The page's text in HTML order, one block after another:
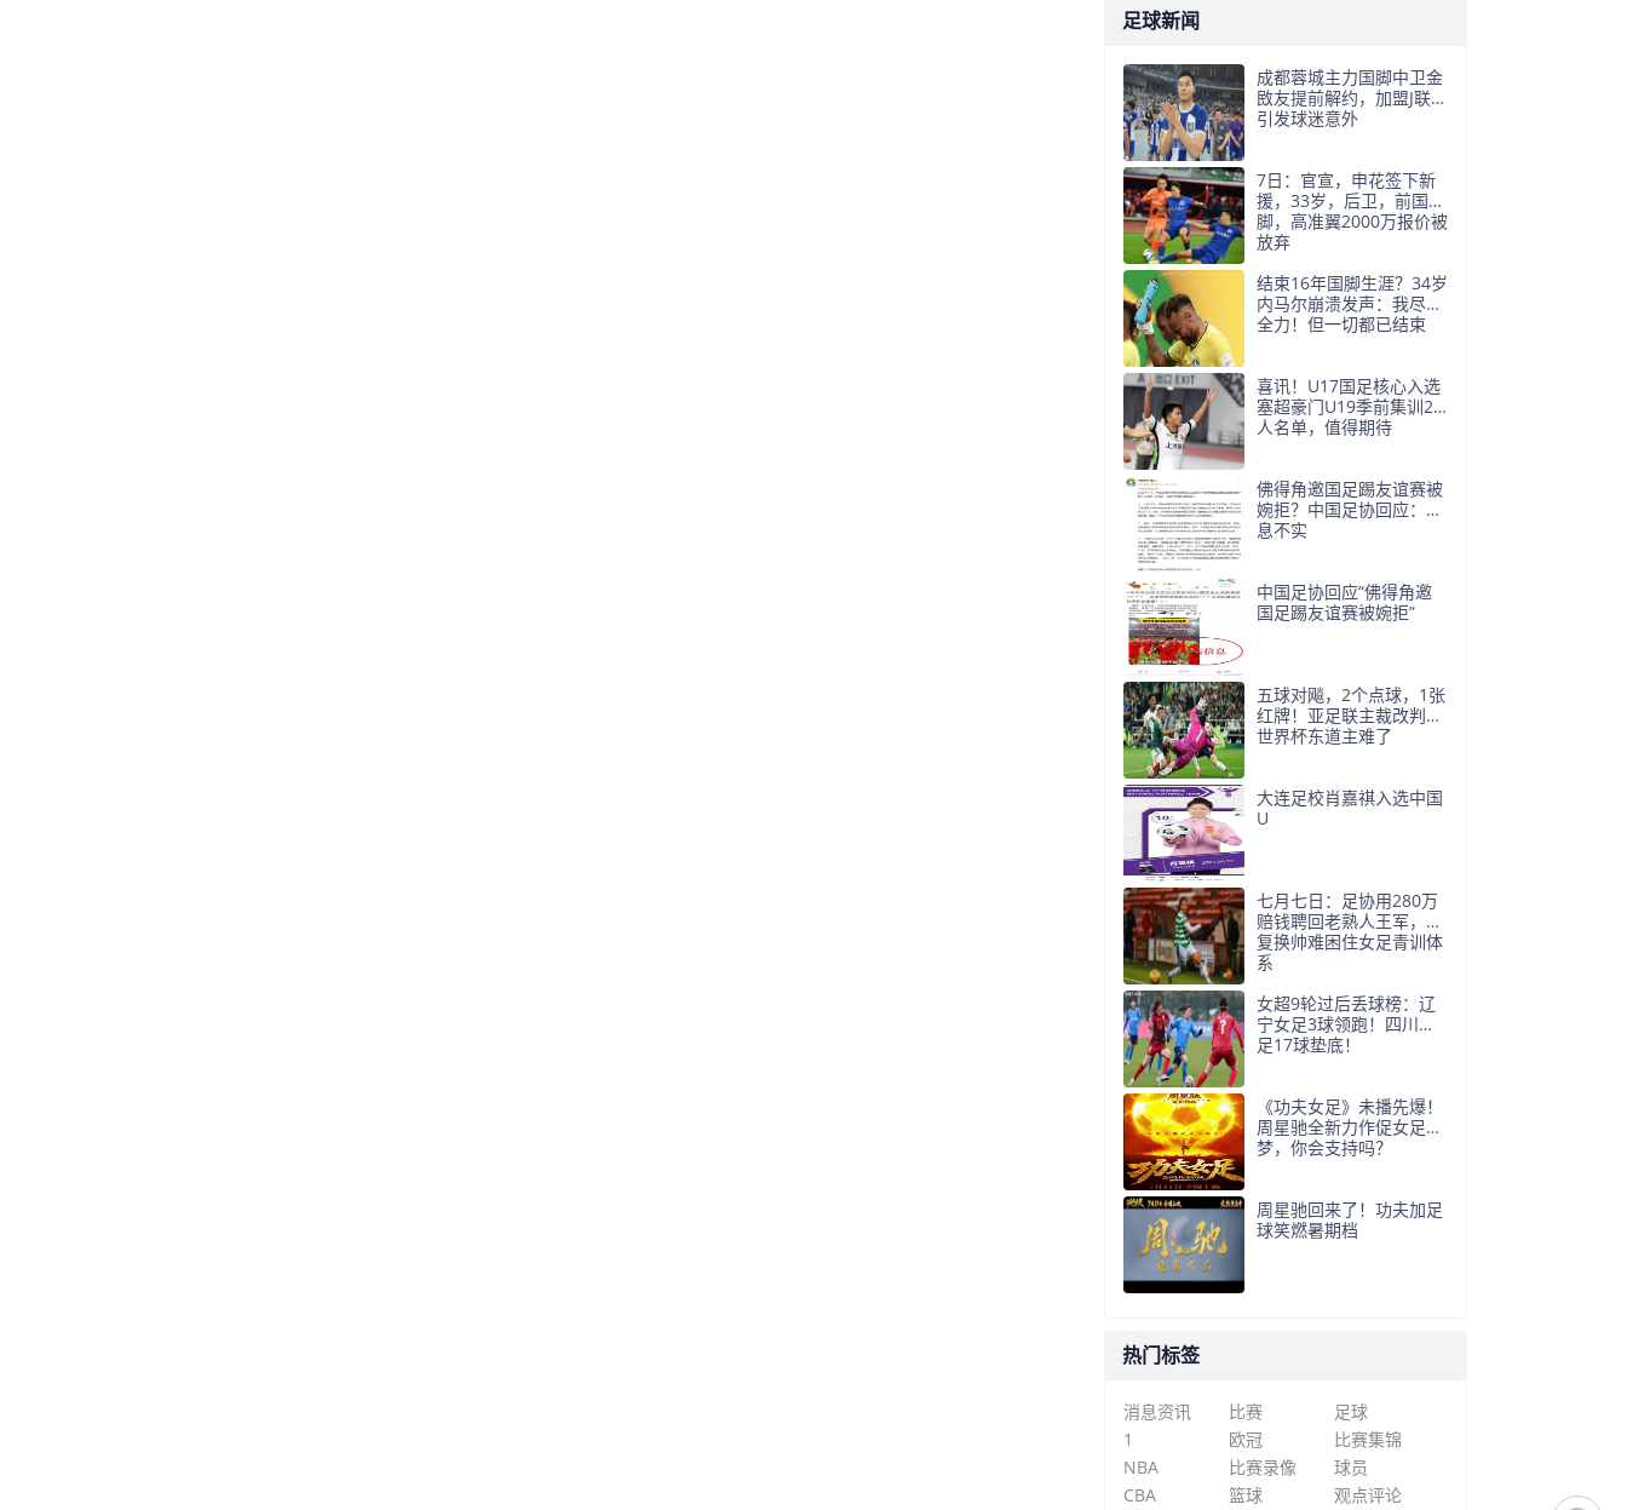
足球新闻
成都蓉城主力国脚中卫金
敃友提前解约，加盟J联赛
引发球迷意外
7日：官宣，申花签下新
援，33岁，后卫，前国
脚，高准翼2000万报价被
放弃
结束16年国脚生涯？34岁
内马尔崩溃发声：我尽了
全力！但一切都已结束
喜讯！U17国足核心入选
塞超豪门U19季前集训24
人名单，值得期待
佛得角邀国足踢友谊赛被
婉拒？中国足协回应：消
息不实
中国足协回应“佛得角邀
国足踢友谊赛被婉拒”
五球对飚，2个点球，1张
红牌！亚足联主裁改判，
世界杯东道主难了
大连足校肖嘉祺入选中国
U
七月七日：足协用280万
赔钱聘回老熟人王军，反
复换帅难困住女足青训体
系
女超9轮过后丢球榜：辽
宁女足3球领跑！四川女
足17球垫底！
《功夫女足》未播先爆！
周星驰全新力作促女足追
梦，你会支持吗？
周星驰回来了！功夫加足
球笑燃暑期档
热门标签
消息资讯 比赛
足球
1
欧冠
比赛集锦
NBA
比赛录像
球员
CBA
篮球 观点评论